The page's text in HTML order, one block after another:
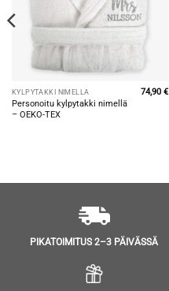
KYLPYTAKKI NIMELLÄ
Personoitu kylpytakki nimellä
– OEKO-TEX
74,90€
PIKATOIMITUS 2–3 PÄIVÄSSÄ